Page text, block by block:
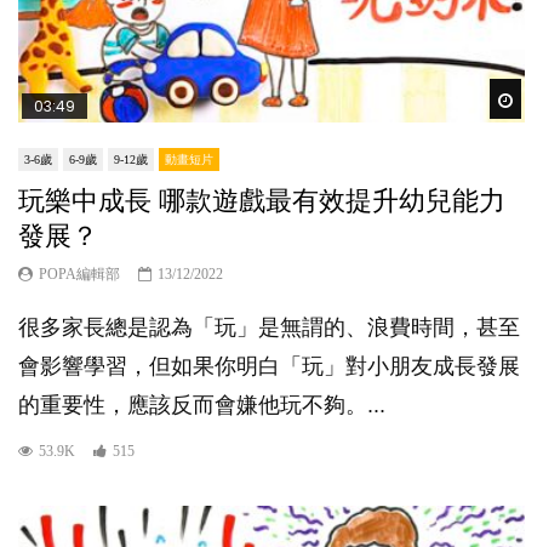
03:49
3-6歲 6-9歲 9-12歲 動畫短片
玩樂中成長 哪款遊戲最有效提升幼兒能力
發展？
POPA編輯部 13/12/2022
很多家長總是認為「玩」是無謂的、浪費時間，甚至
會影響學習，但如果你明白「玩」對小朋友成長發展
的重要性，應該反而會嫌他玩不夠。...
53.9K 515